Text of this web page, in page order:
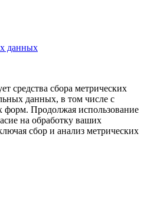
данных
средства сбора метрических
данных, в том числе с
форм. Продолжая использование
на обработку ваших
сбор и анализ метрических